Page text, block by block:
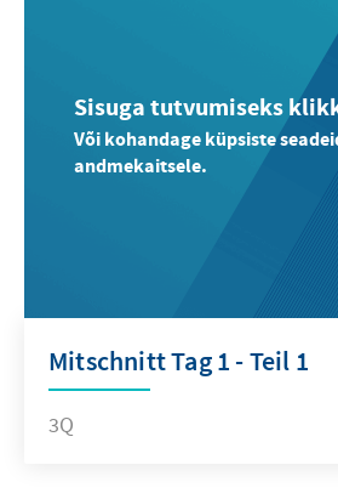
Sisuga tutvumiseks
Või kohandage küpsiste
andmekaitsele.
Mitschnitt Tag 1 - Teil 1
3Q